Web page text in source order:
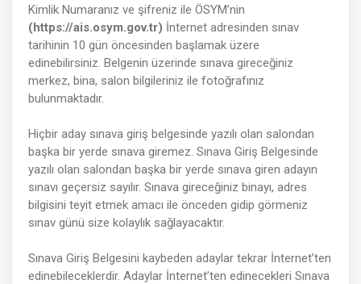
Kimlik Numaranız ve şifreniz ile ÖSYM’nin
(https://ais.osym.gov.tr) İnternet adresinden sınav
tarihinin 10 gün öncesinden başlamak üzere
edinebilirsiniz. Belgenin üzerinde sınava gireceğiniz
merkez, bina, salon bilgileriniz ile fotoğrafınız
bulunmaktadır.
Hiçbir aday sınava giriş belgesinde yazılı olan salondan
başka bir yerde sınava giremez. Sınava Giriş Belgesinde
yazılı olan salondan başka bir yerde sınava giren adayın
sınavı geçersiz sayılır. Sınava gireceğiniz binayı, adres
bilgisini teyit etmek amacı ile önceden gidip görmeniz
sınav günü size kolaylık sağlayacaktır.
Sınava Giriş Belgesini kaybeden adaylar tekrar İnternet’ten
edinebileceklerdir. Adaylar İnternet’ten edinecekleri Sınava